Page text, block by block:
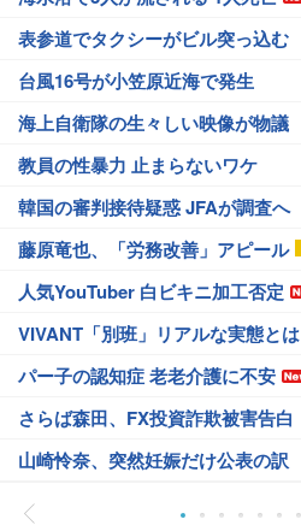
表参道でタクシーがビル突っ込む
台風16号が小笠原近海で発生
海上自衛隊の生々しい映像が物議
教員の性暴力 止まらないワケ
韓国の審判接待疑惑 JFAが調査へ
藤原竜也、「労務改善」アピール
人気YouTuber 白ビキニ加工否定
VIVANT「別班」リアルな実態とは
パー子の認知症 老老介護に不安
さらば森田、FX投資詐欺被害告白
山崎怜奈、突然妊娠だけ公表の訳